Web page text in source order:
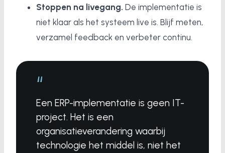
Stoppen na livegang. De implementatie is
niet klaar als het systeem live is. Blijf meten,
verzamel feedback en verbeter continu.
“
Een ERP-implementatie is geen IT-
project. Het is een
organisatieverandering waarbij
technologie het middel is, niet het